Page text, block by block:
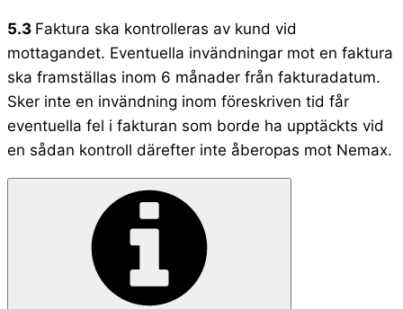
5.3 Faktura ska kontrolleras av kund vid
mottagandet. Eventuella invändningar mot en faktura
ska framställas inom 6 månader från fakturadatum.
Sker inte en invändning inom föreskriven tid får
eventuella fel i fakturan som borde ha upptäckts vid
en sådan kontroll därefter inte åberopas mot Nemax.